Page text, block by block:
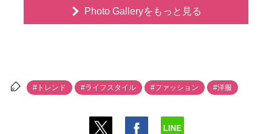
Photo Galleryをもっと見る
#トレンド #ライフスタイル #ファッション #洋服